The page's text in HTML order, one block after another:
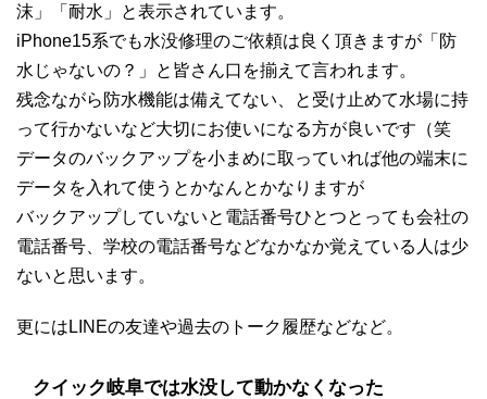
沫」「耐水」と表示されています。
iPhone15系でも水没修理のご依頼は良く頂きますが「防
水じゃないの？」と皆さん口を揃えて言われます。
残念ながら防水機能は備えてない、と受け止めて水場に持
って行かないなど大切にお使いになる方が良いです（笑
データのバックアップを小まめに取っていれば他の端末に
データを入れて使うとかなんとかなりますが
バックアップしていないと電話番号ひとつとっても会社の
電話番号、学校の電話番号などなかなか覚えている人は少
ないと思います。
更にはLINEの友達や過去のトーク履歴などなど。
クイック岐阜では水没して動かなくなった